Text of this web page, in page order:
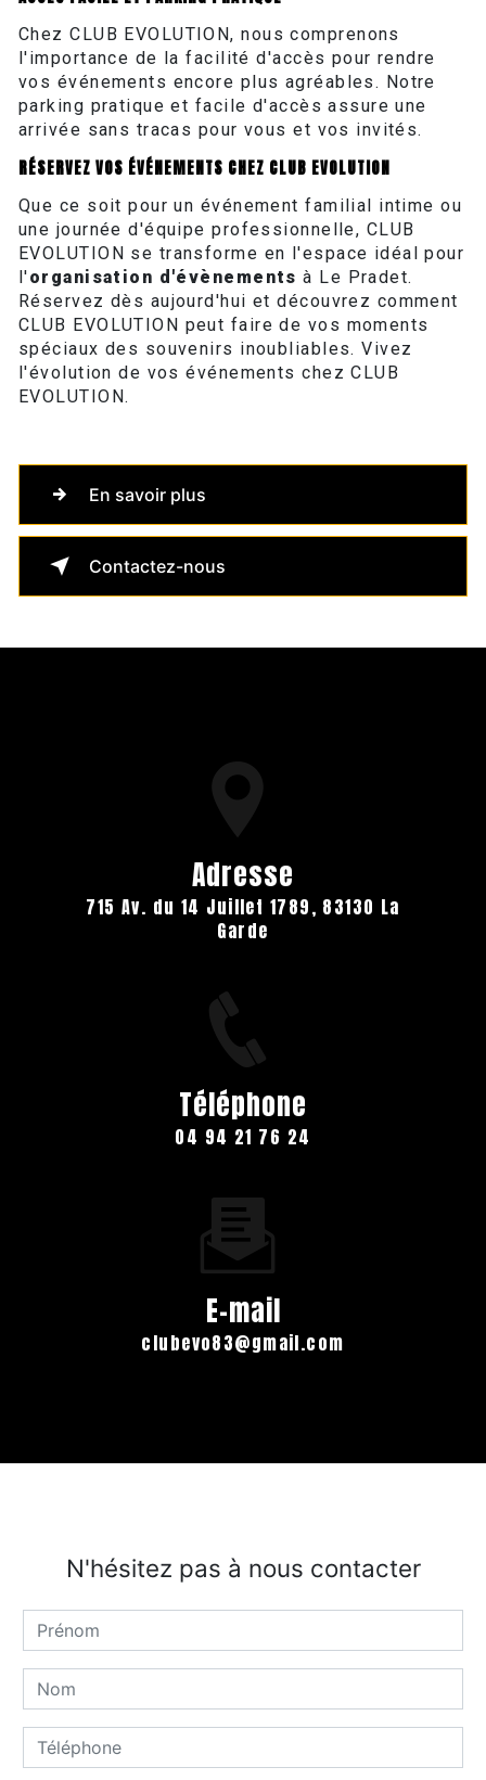
Chez CLUB EVOLUTION, nous comprenons
l'importance de la facilité d'accès pour rendre
vos événements encore plus agréables. Notre
parking pratique et facile d'accès assure une
arrivée sans tracas pour vous et vos invités.
RÉSERVEZ VOS ÉVÉNEMENTS CHEZ CLUB EVOLUTION
Que ce soit pour un événement familial intime ou
une journée d'équipe professionnelle, CLUB
EVOLUTION se transforme en l'espace idéal pour
l'organisation d'évènements à Le Pradet.
Réservez dès aujourd'hui et découvrez comment
CLUB EVOLUTION peut faire de vos moments
spéciaux des souvenirs inoubliables. Vivez
l'évolution de vos événements chez CLUB
EVOLUTION.
En savoir plus
Contactez-nous
Adresse
715 Av. du 14 Juillet 1789, 83130 La
Garde
Téléphone
04 94 21 76 24
E-mail
clubevo83@gmail.com
N'hésitez pas à nous contacter